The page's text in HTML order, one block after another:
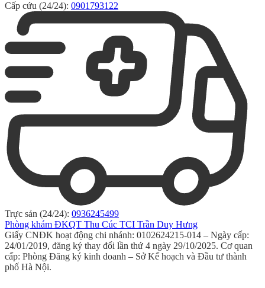
Cấp cứu (24/24): 0901793122
Trực sản (24/24): 0936245499
Phòng khám ĐKQT Thu Cúc TCI Trần Duy Hưng
Giấy CNĐK hoạt động chi nhánh: 0102624215-014 – Ngày cấp:
24/01/2019, đăng ký thay đổi lần thứ 4 ngày 29/10/2025. Cơ quan
cấp: Phòng Đăng ký kinh doanh – Sở Kế hoạch và Đầu tư thành
phố Hà Nội.